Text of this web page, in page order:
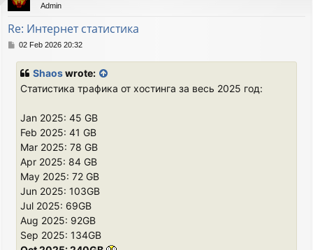
Admin
Re: Интернет статистика
P02 Feb 2026 20:32
Shaoswrote:
Статистика трафика от хостинга за весь 2025 год:
Jan 2025: 45 GB
Feb 2025: 41 GB
Mar 2025: 78 GB
Apr 2025: 84 GB
May 2025: 72 GB
Jun 2025: 103GB
Jul 2025: 69GB
Aug 2025: 92GB
Sep 2025: 134GB